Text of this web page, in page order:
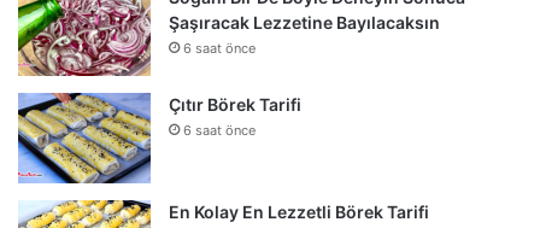
Şaşıracak Lezzetine Bayılacaksın
6 saat önce
Çıtır Börek Tarifi
6 saat önce
En Kolay En Lezzetli Börek Tarifi